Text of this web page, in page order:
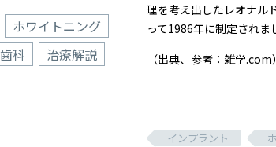
理を考え出したレオナル
って1986年に制定されま
（出典、参考：雑学.com）
インプラント
ホワイトニング
歯科 治療解説